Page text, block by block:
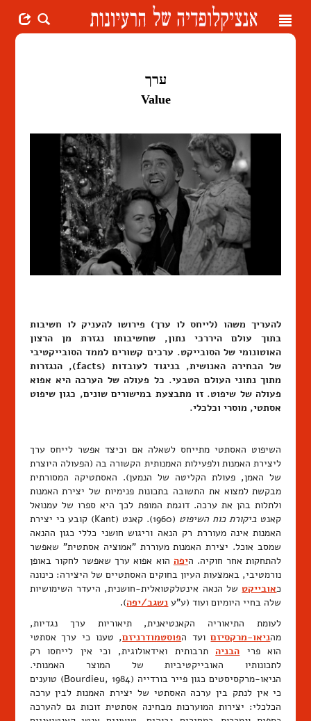
Toggle
ערך
Value
להעריך משהו (לייחס לו ערך) פירושו להעניק לו חשיבות
בתוך עולם היררכי נתון, שחשיבותו נגזרת מן הרצון
האוטונומי של הסובייקט. ערכים קשורים לממד הסובייקטיבי
של הבחירה האנושית, בניגוד לעובדות (facts), הנגזרות
מתוך נתוני העולם הטבעי. כל פעולה של הערכה היא אפוא
פעולה של שיפוט. זו מתבצעת במישורים שונים, כגון שיפוט
אסתטי, מוסרי וכלכלי.
השיפוט האסתטי מתייחס לשאלה אם וכיצד אפשר לייחס ערך
ליצירת האמנות ולפעילות האמנותית הקשורה בה (הפעולה היוצרת
של האמן, פעולת הקליטה של הנמען). האסתטיקה המסורתית
מבקשת למצוא את התשובה בתכונות פנימיות של יצירת האמנות
ולתלות בהן את ערכה. דוגמת המופת לכך היא ספרו של עמנואל
קאנט ביקורת כוח השיפוט
(1960). קאנט (Kant) קובע כי יצירת
האמנות אינה מעוררת רק הנאה וריגוש חושני כללי כגון ההנאה
שמסב אוכל. יצירת האמנות מעוררת "אמוציה אסתטית" שאפשר
להתחקות אחר חוקיה. היפה הוא אפוא ערך שאפשר לחקור באופן
נורמטיבי, באמצעות העיון בחוקים האסתטיים של היצירה: כינונה
כאובייקט של הנאה אינטלקטואלית-חושנית, היעדר השימושיות
שלה בחיי היומיום ועוד (ע"ע נשגב/יפה).
לעומת התיאוריה הקאנטיאנית, תיאוריות ערך נגדיות,
מהניאו-מרקסיזםועד הפוסטמודרניזם, טענו כי ערך אסתטי
הוא פרי הבניה תרבותית ואידאולוגית, וכי אין לייחסו רק
לתכונותיו האובייקטיביות של המוצר האמנותי.
הניאו-מרקסיסטים כגון פייר בורדייה (Bourdieu, 1984) טוענים
כי אין לנתק בין ערכה האסתטי של יצירת האמנות לבין ערכה
הכלכלי: יצירות המוערכות מבחינה אסתטית זוכות גם להערכה